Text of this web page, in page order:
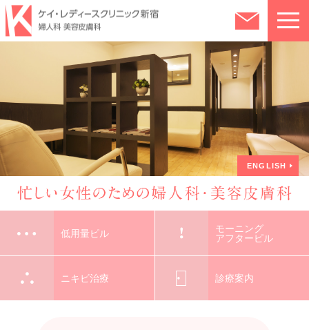
クリニック紹介
ピルについて
ピルとは？
低用量ピル
モーニング アフターピル
ニキビ治療
ピルのオンライン処方
診療案内・費用
婦人科（自費診療）
婦人科（保険診療）
よくある質問
アクセス・診療時間
ENGLISH
低用量ピル
モーニング
アフターピル
ニキビ治療 診療案内